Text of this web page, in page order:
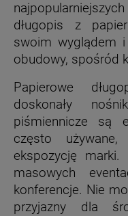
długopis z
swoim wyglądem
obudowy, spośród
Papierowe
doskonały
piśmiennicze są
często
ekspozycję
masowych
konferencje. Nie
przyjazny dla